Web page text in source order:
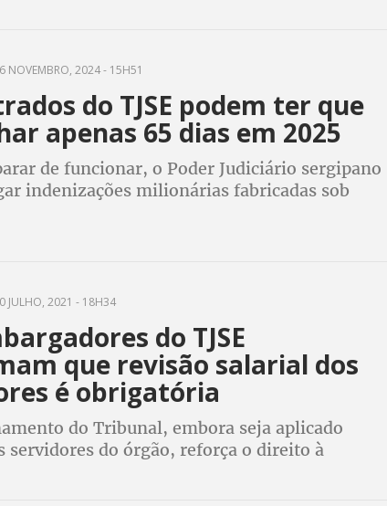
NOVEMBRO, 2024 - 15H51
do TJSE podem ter que
apenas 65 dias em 2025
de funcionar, o Poder Judiciário sergipano
indenizações milionárias fabricadas sob
JULHO, 2021 - 18H34
do TJSE
que revisão salarial dos
é obrigatória
do Tribunal, embora seja aplicado
servidores do órgão, reforça o direito à